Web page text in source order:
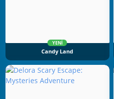
YENI
Candy Land